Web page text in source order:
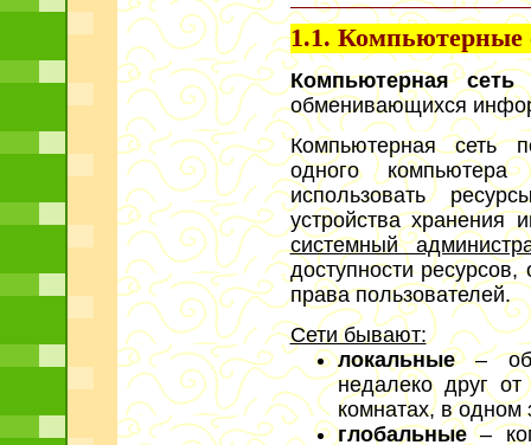
1.1. Компьютерные
Компьютерная сеть
обменивающихся
Компьютерная сеть
одного
использовать
устройства хранения
системный
доступности
права пользователей.
Сети бывают:
локальные–
недалеко друг
комнатах, в одном
глобальные–